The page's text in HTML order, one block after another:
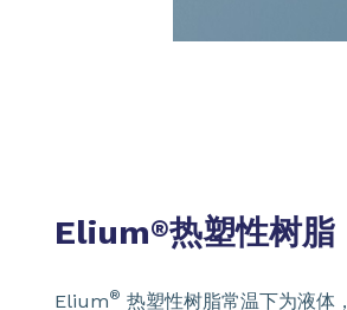
Elium®热塑性树脂
Elium® 热塑性树脂常温下为液体，